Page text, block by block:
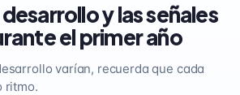
y las señales
el primer año
varían, recuerda que cada
ritmo.